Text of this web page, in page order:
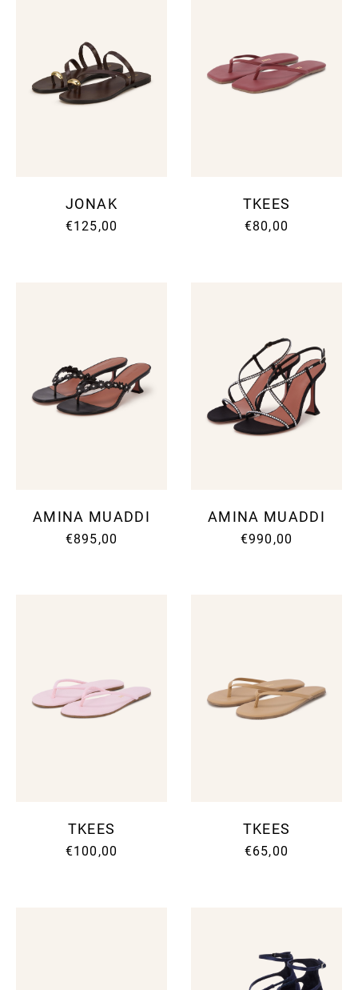
JONAK
€125,00
TKEES
€80,00
AMINA MUADDI
€895,00
AMINA MUADDI
€990,00
TKEES
€100,00
TKEES
€65,00